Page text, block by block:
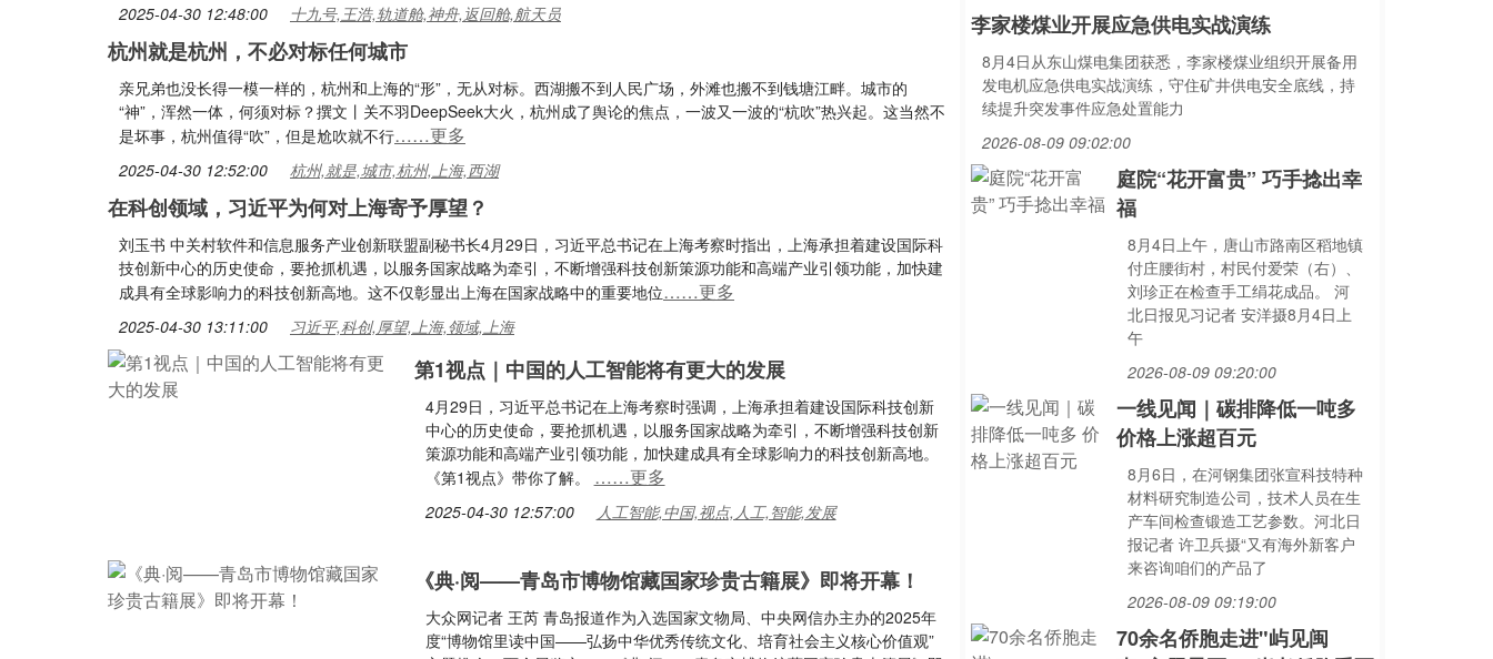
2025-04-30 12:48:00 十九号,王浩,轨道舱,神舟,返回舱,航天员
杭州就是杭州，不必对标任何城市
亲兄弟也没长得一模一样的，杭州和上海的“形”，无从对标。西湖搬不到人民广场，外滩也搬不到钱塘江畔。城市的
“神”，浑然一体，何须对标？撰文丨关不羽DeepSeek大火，杭州成了舆论的焦点，一波又一波的“杭吹”热兴起。这当然不
是坏事，杭州值得“吹”，但是尬吹就不行……更多
2025-04-30 12:52:00 杭州,就是,城市,杭州,上海,西湖
在科创领域，习近平为何对上海寄予厚望？
刘玉书 中关村软件和信息服务产业创新联盟副秘书长4月29日，习近平总书记在上海考察时指出，上海承担着建设国际科
技创新中心的历史使命，要抢抓机遇，以服务国家战略为牵引，不断增强科技创新策源功能和高端产业引领功能，加快建
成具有全球影响力的科技创新高地。这不仅彰显出上海在国家战略中的重要地位……更多
2025-04-30 13:11:00 习近平,科创,厚望,上海,领域,上海
第1视点｜中国的人工智能将有更大的发展
4月29日，习近平总书记在上海考察时强调，上海承担着建设国际科技创新
中心的历史使命，要抢抓机遇，以服务国家战略为牵引，不断增强科技创新
策源功能和高端产业引领功能，加快建成具有全球影响力的科技创新高地。
《第1视点》带你了解。 ……更多
2025-04-30 12:57:00 人工智能,中国,视点,人工,智能,发展
《典·阅——青岛市博物馆藏国家珍贵古籍展》即将开幕！
大众网记者 王芮 青岛报道作为入选国家文物局、中央网信办主办的2025年
度“博物馆里读中国——弘扬中华优秀传统文化、培育社会主义核心价值观”
李家楼煤业开展应急供电实战演练
8月4日从东山煤电集团获悉，李家楼煤业组织开展备用
发电机应急供电实战演练，守住矿井供电安全底线，持
续提升突发事件应急处置能力
2026-08-09 09:02:00
庭院“花开富贵” 巧手捻出幸
福
8月4日上午，唐山市路南区稻地镇
付庄腰街村，村民付爱荣（右）、
刘珍正在检查手工绢花成品。 河
北日报见习记者 安洋摄8月4日上
午
2026-08-09 09:20:00
一线见闻｜碳排降低一吨多
价格上涨超百元
8月6日，在河钢集团张宣科技特种
材料研究制造公司，技术人员在生
产车间检查锻造工艺参数。河北日
报记者 许卫兵摄“又有海外新客户
来咨询咱们的产品了
2026-08-09 09:19:00
70余名侨胞走进"屿见闽